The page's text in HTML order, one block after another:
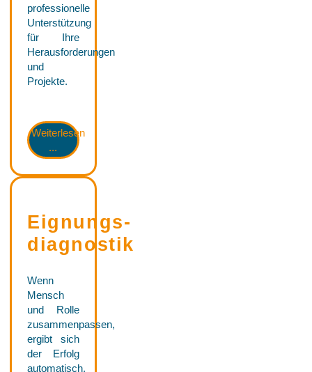
professionelle
Unterstützung
für Ihre
Herausforderungen
und
Projekte.
Weiterlesen
...
Eignungs­
diagnostik
Wenn
Mensch
und Rolle
zusammenpassen,
ergibt sich
der Erfolg
automatisch.